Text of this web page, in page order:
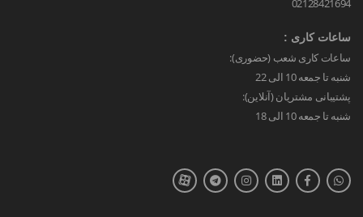
02128421694
ساعات کاری :
ساعات کاری شعب (حضوری):
شنبه تا جمعه 10 الی 22
پشتیبانی مشتریان (آنلاین):
شنبه تا جمعه 10 الی 18